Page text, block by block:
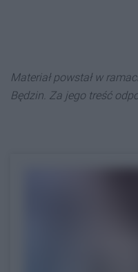
Materiał powstał w
Będzin. Za jego treść